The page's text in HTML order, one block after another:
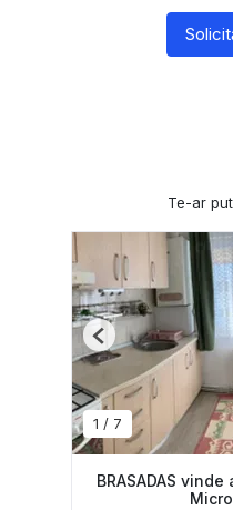
Te-ar
1 / 7
Previous
BRASADAS